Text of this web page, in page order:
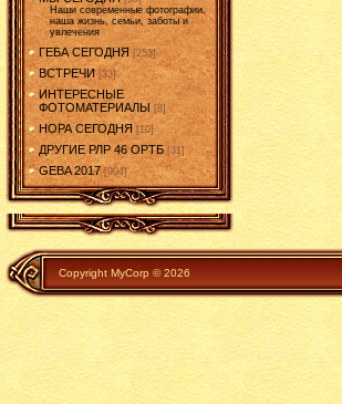
Наши современные фотографии,
наша жизнь, семьи, заботы и
увлечения
ГЕБА СЕГОДНЯ [253]
ВСТРЕЧИ [33]
ИНТЕРЕСНЫЕ
ФОТОМАТЕРИАЛЫ [8]
НОРА СЕГОДНЯ [10]
ДРУГИЕ РЛР 46 ОРТБ [31]
GEBA 2017 [904]
Copyright MyCorp © 2026